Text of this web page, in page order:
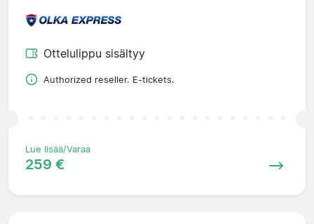
Ottelulippu sisältyy
Authorized reseller. E-tickets.
Lue lisää/Varaa
259 €